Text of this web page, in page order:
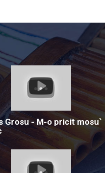
Grosu - M-o pricit mosu`